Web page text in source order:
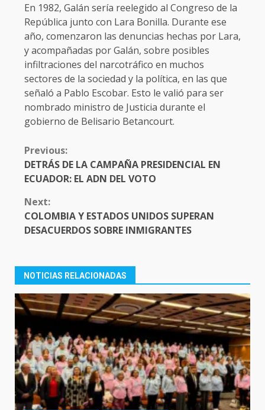
En 1982, Galán sería reelegido al Congreso de la
República junto con Lara Bonilla. Durante ese
año, comenzaron las denuncias hechas por Lara,
y acompañadas por Galán, sobre posibles
infiltraciones del narcotráfico en muchos
sectores de la sociedad y la política, en las que
señaló a Pablo Escobar. Esto le valió para ser
nombrado ministro de Justicia durante el
gobierno de Belisario Betancourt.
CONTINUE
READING
Previous:
DETRÁS DE LA CAMPAÑA PRESIDENCIAL EN
ECUADOR: EL ADN DEL VOTO
Next:
COLOMBIA Y ESTADOS UNIDOS SUPERAN
DESACUERDOS SOBRE INMIGRANTES
NOTICIAS RELACIONADAS